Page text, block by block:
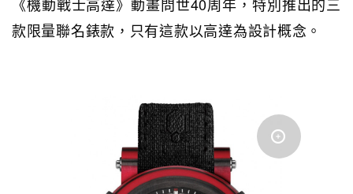
《機動戰士高達》動畫問世40周年，特別推出的三
款限量聯名錶款，只有這款以高達為設計概念。